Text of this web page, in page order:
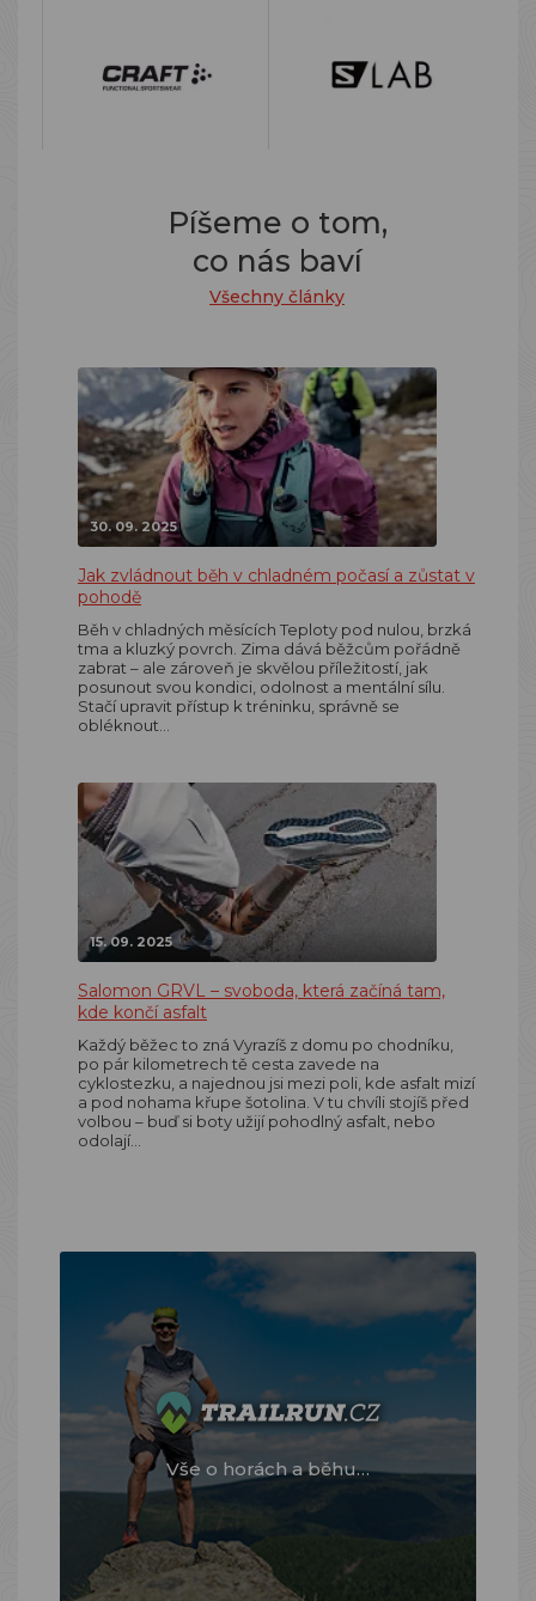
Píšeme o tom,
co nás baví
Všechny články
30. 09. 2025
Jak zvládnout běh v chladném počasí a zůstat v
pohodě
Běh v chladných měsících Teploty pod nulou, brzká
tma a kluzký povrch. Zima dává běžcům pořádně
zabrat – ale zároveň je skvělou příležitostí, jak
posunout svou kondici, odolnost a mentální sílu.
Stačí upravit přístup k tréninku, správně se
obléknout…
15. 09. 2025
Salomon GRVL – svoboda, která začíná tam,
kde končí asfalt
Každý běžec to zná Vyrazíš z domu po chodníku,
po pár kilometrech tě cesta zavede na
cyklostezku, a najednou jsi mezi poli, kde asfalt mizí
a pod nohama křupe šotolina. V tu chvíli stojíš před
volbou – buď si boty užijí pohodlný asfalt, nebo
odolají…
Vše o horách a běhu…